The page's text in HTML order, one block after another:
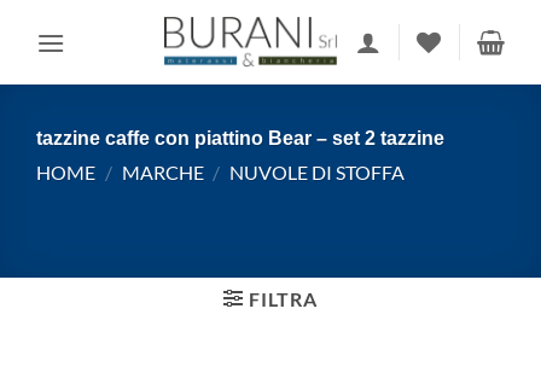
tazzine caffe con piattino Bear – set 2 tazzine
HOME / MARCHE / NUVOLE DI STOFFA
FILTRA